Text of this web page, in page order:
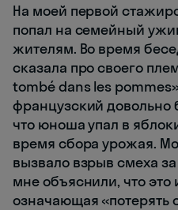
На моей первой
попал на семейный
жителям. Во время
сказала про своего
tombé dans les
французский довольно
что юноша упал в
время сбора урожая.
вызвало взрыв смеха за
мне объяснили, что это
означающая «потерять